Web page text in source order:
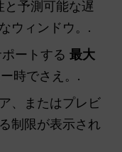
予測可能な遅
ウィンドウ。.
ポートする最大
時でさえ。.
、またはプレビ
制限が表示され